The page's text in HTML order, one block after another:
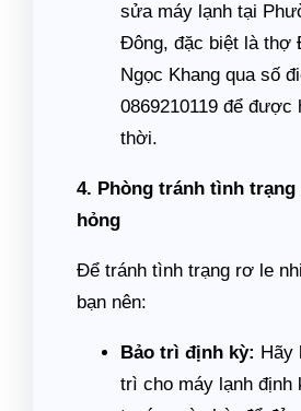
sửa máy lạnh tại
Đông, đặc biệt là thợ
Ngọc Khang qua số
0869210119 để được
thời.
4. Phòng tránh tình
hỏng
Để tránh tình trạng rơ le
bạn nên:
Bảo trì định kỳ: Hãy
trì cho máy lạnh định